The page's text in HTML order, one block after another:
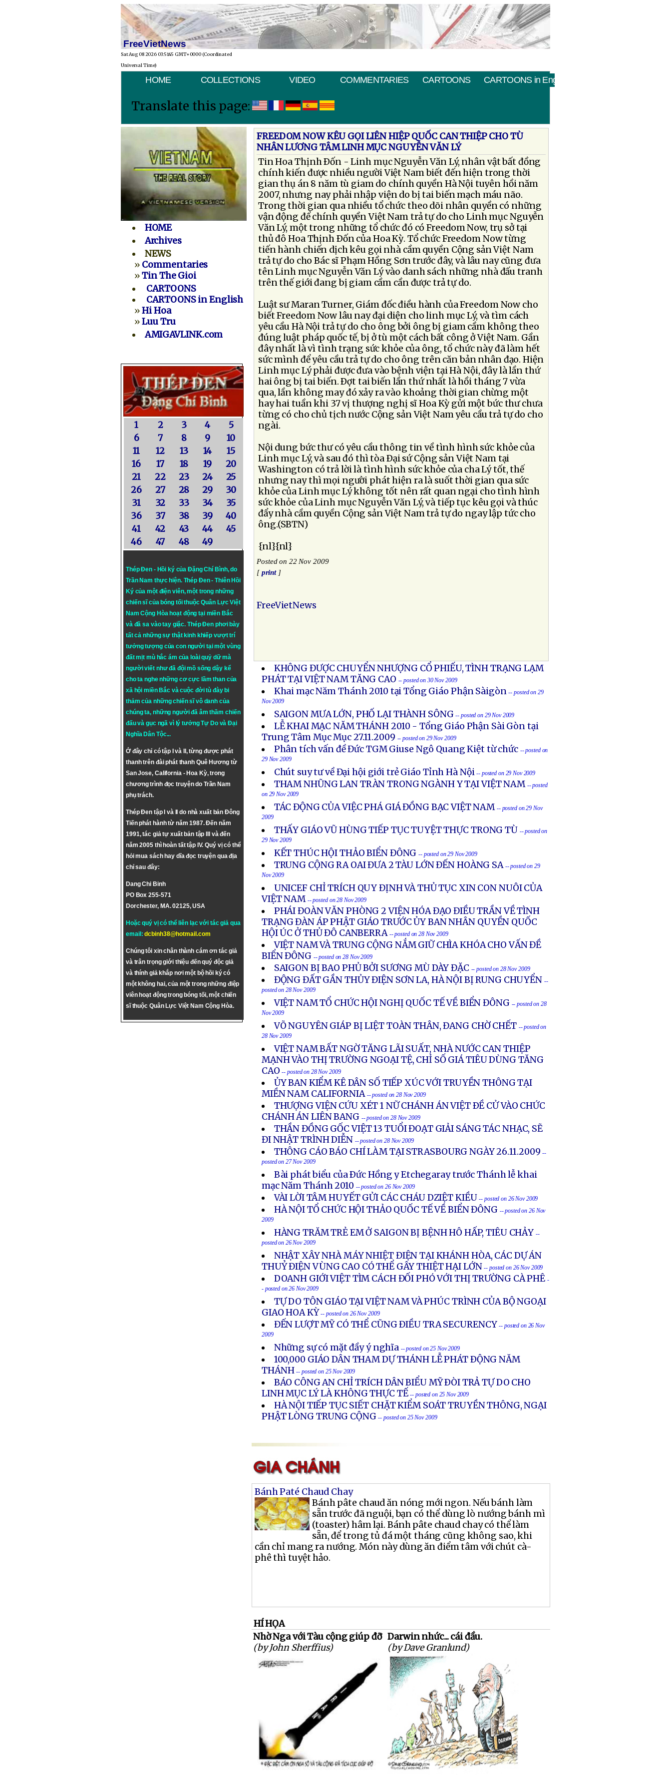
FreeVietNews
Sat Aug 08 2026 03:51:45 GMT+0000 (Coordinated
Universal Time)
HOME COLLECTIONS VIDEO COMMENTARIES CARTOONS CARTOONS in English
Translate this page:
HOME
Archives
NEWS
» Commentaries
»Tin The Gioi
CARTOONS
CARTOONS in English
»Hi Hoa
»Luu Tru
AMIGAVLINK.com
1 2 3 4
5
6
7 8 9
10
11
12 13 14
15
16
17 18 19
20
21
22 23 24
25
26
27 28 29
30
31
32 33 34
35
36
37 38 39
40
41
42 43 44
45
46
47 48 49
Thép Đen - Hồi ký của Đặng Chí Bình, do
Trần Nam thực hiện. Thép Đen- Thiên Hồi
Ký của một điện viên, một trong những
chiến sĩ của bóng tối thuộc Quân Lực Việt
Nam Cộng Hòa hoạt động tại miền Bắc
và đã sa vào tay giặc. Thép Đen phơi bày
tất cả những sự thật kinh khiếp vượt trí
tưởng tượng của con người tại một vùng
đất mịt mù hắc ám của loài quỷ dữ mà
người viết như đã đội mồ sống dậy kể
cho ta nghe những cơ cực lầm than của
xã hội miền Bắc và cuộc đời tù đày bi
thảm của những chiến sĩ vô danh của
chúng ta, những người đã âm thầm chiến
đấu và gục ngã vì lý tưởngTự DovàĐại
Nghĩa Dân Tộc...
Ở đây chỉ có tập I và II, từng được phát
thanh trên đài phát thanh Quê Hương từ
San Jose, California - Hoa Kỳ, trong
chương trình đọc truyện do Trần Nam
phụ trách.
Thép Đen tập I và II do nhà xuất bản Đông
Tiến phát hành từ năm 1987. Đến năm
1991, tác giả tự xuất bản tập III và đến
năm 2005 thì hoàn tất tập IV. Quý vị có thể
hỏi mua sách hay dĩa đọc truyện qua địa
chỉ sau đây:
Dang Chi Binh
PO Box 255-571
Dorchester, MA. 02125, USA
Hoặc quý vị có thể liên lạc với tác giả qua
email:dcbinh38@hotmail.com
Chúng tôi xin chân thành cám ơn tác giả
và trân trọng giới thiệu đến quý độc giả
và thính giả khắp nơi một bộ hồi ký có
một không hai, của một trong những điệp
viên hoạt động trong bóng tối, một chiến
sĩ thuộc Quân Lực Việt Nam Cộng Hòa.
FREEDOM NOW KÊU GỌI LIÊN HIỆP QUỐC CAN THIỆP CHO TÙ
NHÂN LƯƠNG TÂM LINH MỤC NGUYỄN VĂN LÝ
Tin Hoa Thịnh Ðốn - Linh mục Nguyễn Văn Lý, nhân vật bất đồng
chính kiến được nhiều người Việt Nam biết đến hiện trong thời
gian thụ án 8 năm tù giam do chính quyền Hà Nội tuyên hồi năm
2007, nhưng nay phải nhập viện do bị tai biến mạch máu não.
Trong thời gian qua nhiều tổ chức theo dõi nhân quyền có những
vận động để chính quyền Việt Nam trả tự do cho Linh mục Nguyễn
Văn Lý, một trong những tổ chức đó có Freedom Now, trụ sở tại
thủ đô Hoa Thịnh Ðốn của Hoa Kỳ. Tổ chức Freedom Now từng
tiến hành chiến dịch kêu gọi nhà cầm quyền Cộng sản Việt Nam
trả tự do cho Bác sĩ Phạm Hồng Sơn trước đây, và lâu nay cũng đưa
tên Linh mục Nguyễn Văn Lý vào danh sách những nhà đấu tranh
trên thế giới đang bị giam cầm cần được trả tự do.
Luật sư Maran Turner, Giám đốc điều hành của Freedom Now cho
biết Freedom Now lâu nay đại diện cho linh mục Lý, và tìm cách
yêu cầu Hà Nội trả tự do cho ông bởi ông bị giam cầm không theo
đúng luật pháp quốc tế, bị ở tù một cách bất công ở Việt Nam. Gần
đây nhất là vì tình trạng sức khỏe của ông, tổ chức này đã làm hết
sức mình để yêu cầu trả tự do cho ông trên căn bản nhân đạo. Hiện
Linh mục Lý phải được đưa vào bệnh viện tại Hà Nội, đây là lần thứ
hai ông bị tai biến. Ðợt tai biến lần thứ nhất là hồi tháng 7 vừa
qua, lần không may đó xảy ra vào khoảng thời gian chừng một
hay hai tuần khi 37 vị thượng nghị sĩ Hoa Kỳ gửi một bức thư chưa
từng có cho chủ tịch nước Cộng sản Việt Nam yêu cầu trả tự do cho
ngài.
Nội dung bức thư có yêu cầu thông tin về tình hình sức khỏe của
Linh mục Lý, và sau đó thì tòa Ðại sứ Cộng sản Việt Nam tại
Washington có trả lời là tình hình sức khỏe của cha Lý tốt, thế
nhưng nay thì mọi người phát hiện ra là suốt thời gian qua sức
khỏe của Linh mục Lý không tốt nên rất quan ngại cho tình hình
sức khỏe của Linh mục Nguyễn Văn Lý, và tiếp tục kêu gọi và thúc
đẩy nhà cầm quyền Cộng sản Việt Nam trả tự do ngay lập tức cho
ông.(SBTN)
{nl}{nl}
Posted on 22 Nov 2009
[print]
FreeVietNews
KHÔNG ĐƯỢC CHUYỂN NHƯỢNG CỔ PHIẾU, TÌNH TRẠNG LẠM
PHÁT TẠI VIỆT NAM TĂNG CAO -- posted on 30 Nov 2009
Khai mạc Năm Thánh 2010 tại Tổng Giáo Phận Sàigòn -- posted on 29
Nov 2009
SAIGON MƯA LỚN, PHỐ LẠI THÀNH SÔNG-- posted on 29 Nov 2009
LỄ KHAI MẠC NĂM THÁNH 2010 - Tổng Giáo Phận Sài Gòn tại
Trung Tâm Mục Mục 27.11.2009 -- posted on 29 Nov 2009
Phân tích vấn đề Đức TGM Giuse Ngô Quang Kiệt từ chức -- posted on
29 Nov 2009
Chút suy tư về Đại hội giới trẻ Giáo Tỉnh Hà Nội -- posted on 29 Nov 2009
THAM NHŨNG LAN TRÀN TRONG NGÀNH Y TẠI VIỆT NAM -- posted
on 29 Nov 2009
TÁC ĐỘNG CỦA VIỆC PHÁ GIÁ ĐỒNG BẠC VIỆT NAM -- posted on 29 Nov
2009
THẤY GIÁO VŨ HÙNG TIẾP TỤC TUYỆT THỰC TRONG TÙ -- posted on
29 Nov 2009
KẾT THÚC HỘI THẢO BIỂN ĐÔNG -- posted on 29 Nov 2009
TRUNG CỘNG RA OAI ĐƯA 2 TÀU LỚN ĐẾN HOÀNG SA -- posted on 29
Nov 2009
UNICEF CHỈ TRÍCH QUY ĐỊNH VÀ THỦ TỤC XIN CON NUÔI CỦA
VIỆT NAM -- posted on 28 Nov 2009
PHÁI ĐOÀN VĂN PHÒNG 2 VIỆN HÓA ĐẠO ĐIỀU TRẦN VỀ TÌNH
TRẠNG ĐÀN ÁP PHẬT GIÁO TRƯỚC ỦY BAN NHÂN QUYỀN QUỐC
HỘI ÚC Ở THỦ ĐÔ CANBERRA -- posted on 28 Nov 2009
VIỆT NAM VÀ TRUNG CỘNG NẮM GIỮ CHÌA KHÓA CHO VẤN ĐỀ
BIỂN ĐÔNG -- posted on 28 Nov 2009
SAIGON BỊ BAO PHỦ BỞI SƯƠNG MÙ DÀY ĐẶC -- posted on 28 Nov 2009
ĐỘNG ĐẤT GẦN THỦY ĐIỆN SƠN LA, HÀ NỘI BỊ RUNG CHUYỂN --
posted on 28 Nov 2009
VIỆT NAM TỔ CHỨC HỘI NGHỊ QUỐC TẾ VỀ BIỂN ĐÔNG -- posted on 28
Nov 2009
VÕ NGUYÊN GIÁP BỊ LIỆT TOÀN THÂN, ĐANG CHỜ CHẾT -- posted on
28 Nov 2009
VIỆT NAM BẤT NGỜ TĂNG LÃI SUẤT, NHÀ NƯỚC CAN THIỆP
MẠNH VÀO THỊ TRƯỜNG NGOẠI TỆ, CHỈ SỐ GIÁ TIÊU DÙNG TĂNG
CAO-- posted on 28 Nov 2009
ỦY BAN KIỂM KÊ DÂN SỐ TIẾP XÚC VỚI TRUYỀN THÔNG TẠI
MIỀN NAM CALIFORNIA -- posted on 28 Nov 2009
THƯỢNG VIỆN CỨU XÉT 1 NỮ CHÁNH ÁN VIỆT ÐỀ CỬ VÀO CHỨC
CHÁNH ÁN LIÊN BANG -- posted on 28 Nov 2009
THẦN ĐỒNG GỐC VIỆT 13 TUỔI ĐOẠT GIẢI SÁNG TÁC NHẠC, SẼ
ĐI NHẬT TRÌNH DIỄN -- posted on 28 Nov 2009
THÔNG CÁO BÁO CHÍ LÀM TẠI STRASBOURG NGÀY 26.11.2009 --
posted on 27 Nov 2009
Bài phát biểu của Ðức Hồng y Etchegaray trước Thánh lễ khai
mạc Năm Thánh 2010 -- posted on 26 Nov 2009
VÀI LỜI TÂM HUYẾT GỬI CÁC CHÁU DZIỆT KIỀU-- posted on 26 Nov 2009
HÀ NỘI TỔ CHỨC HỘI THẢO QUỐC TẾ VỀ BIỂN ĐÔNG -- posted on 26 Nov
2009
HÀNG TRĂM TRẺ EM Ở SAIGON BỊ BỆNH HÔ HẤP, TIÊU CHẢY --
posted on 26 Nov 2009
NHẬT XÂY NHÀ MÁY NHIỆT ĐIỆN TẠI KHÁNH HÒA, CÁC DỰ ÁN
THUỶ ĐIỆN VÙNG CAO CÓ THỂ GÂY THIỆT HẠI LỚN-- posted on 26 Nov 2009
DOANH GIỚI VIỆT TÌM CÁCH ĐỐI PHÓ VỚI THỊ TRƯỜNG CÀ PHÊ -
- posted on 26 Nov 2009
TỰ DO TÔN GIÁO TẠI VIỆT NAM VÀ PHÚC TRÌNH CỦA BỘ NGOẠI
GIAO HOA KỲ-- posted on 26 Nov 2009
ĐẾN LƯỢT MỸ CÓ THỂ CŨNG ĐIỀU TRA SECURENCY-- posted on 26 Nov
2009
Những sự có mặt đầy ý nghĩa -- posted on 25 Nov 2009
100,000 GIÁO DÂN THAM DỰ THÁNH LỄ PHÁT ÐỘNG NĂM
THÁNH -- posted on 25 Nov 2009
BÁO CÔNG AN CHỈ TRÍCH DÂN BIỂU MỸ ÐÒI TRẢ TỰ DO CHO
LINH MỤC LÝ LÀ KHÔNG THỰC TẾ-- posted on 25 Nov 2009
HÀ NỘI TIẾP TỤC SIẾT CHẶT KIỂM SOÁT TRUYỀN THÔNG, NGẠI
PHẬT LÒNG TRUNG CỘNG-- posted on 25 Nov 2009
Bánh Paté Chaud Chay
Bánh pâte chaud ăn nóng mới ngon. Nếu bánh làm
sẵn trước đã nguội, bạn có thể dùng lò nướng bánh mì
(toaster) hâm lại. Bánh pâte chaud chay có thể làm
sẵn, để trong tủ đá một tháng cũng không sao, khi
cần chỉ mang ra nướng. Món này dùng ăn điểm tâm với chút cà-
phê thì tuyệt hảo.
HÍ HỌA
Nhờ Nga với Tàu cộng giúp đỡ
(by John Sherffius)
Darwin nhức... cái đầu.
(by Dave Granlund)